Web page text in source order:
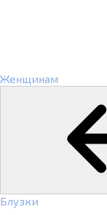
Женщинам
Блузки